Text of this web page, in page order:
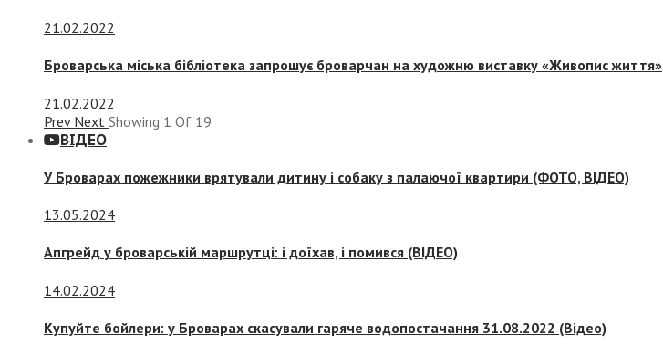
21.02.2022
Броварська міська бібліотека запрошує броварчан на художню виставку «Живопис життя»
21.02.2022
Prev Next Showing 1 Of 19
ВІДЕО
У Броварах пожежники врятували дитину і собаку з палаючої квартири (ФОТО, ВІДЕО)
13.05.2024
Апгрейд у броварській маршрутці: і доїхав, і помився (ВІДЕО)
14.02.2024
Купуйте бойлери: у Броварах скасували гаряче водопостачання 31.08.2022 (Відео)